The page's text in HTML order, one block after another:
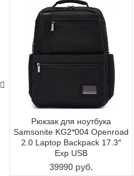
Рюкзак для ноутбука
Samsonite KG2*004 Openroad
2.0 Laptop Backpack 17.3″
Exp USB
39990руб.